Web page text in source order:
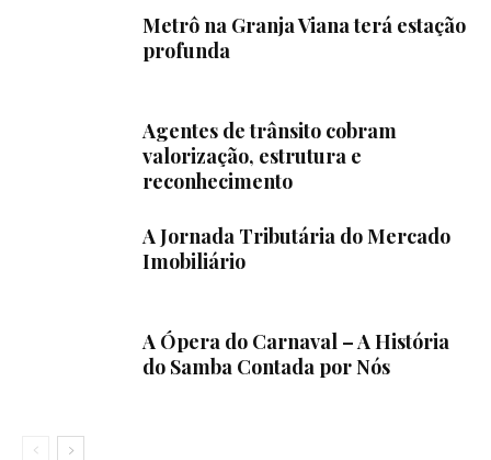
Metrô na Granja Viana terá estação
profunda
Agentes de trânsito cobram
valorização, estrutura e
reconhecimento
A Jornada Tributária do Mercado
Imobiliário
A Ópera do Carnaval – A História
do Samba Contada por Nós